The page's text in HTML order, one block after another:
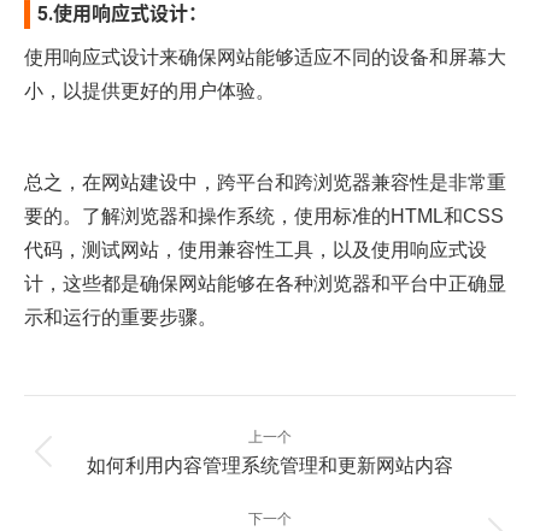
5.使用响应式设计：
使用响应式设计来确保网站能够适应不同的设备和屏幕大
小，以提供更好的用户体验。
总之，在网站建设中，跨平台和跨浏览器兼容性是非常重
要的。了解浏览器和操作系统，使用标准的HTML和CSS
代码，测试网站，使用兼容性工具，以及使用响应式设
计，这些都是确保网站能够在各种浏览器和平台中正确显
示和运行的重要步骤。
文
章
上一个
上
篇：
如何利用内容管理系统管理和更新网站内容
下一个